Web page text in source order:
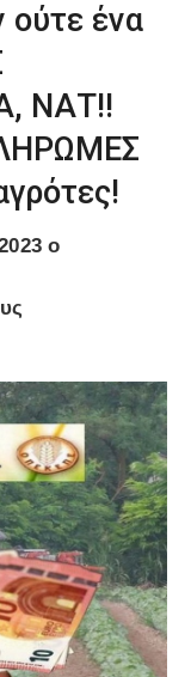
ούτε ένα
ΝΑΤ!!
ο